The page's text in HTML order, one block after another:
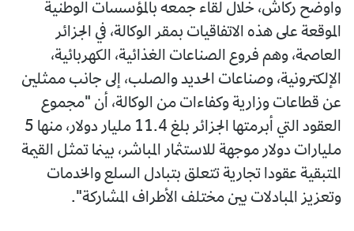
وأوضح ركاش، خلال لقاء جمعه بالمؤسسات الوطنية
الموقعة على هذه الاتفاقيات بمقر الوكالة، في الجزائر
العاصمة، وهم فروع الصناعات الغذائية، الكهربائية،
الإلكترونية، وصناعات الحديد والصلب، إلى جانب ممثلين
عن قطاعات وزارية وكفاءات من الوكالة، أن "مجموع
العقود التي أبرمتها الجزائر بلغ 11.4 مليار دولار، منها 5
مليارات دولار موجهة للاستثمار المباشر، بينما تمثل القيمة
المتبقية عقودا تجارية تتعلق بتبادل السلع والخدمات
وتعزيز المبادلات بين مختلف الأطراف المشاركة".